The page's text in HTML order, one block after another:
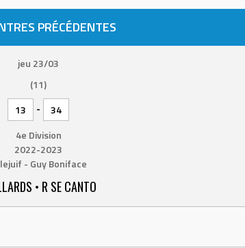
PRÉCÉDENTES
jeu 23/03
(11)
13
-
34
4e Division
2022-2023
- Guy Boniface
• R SE CANTO